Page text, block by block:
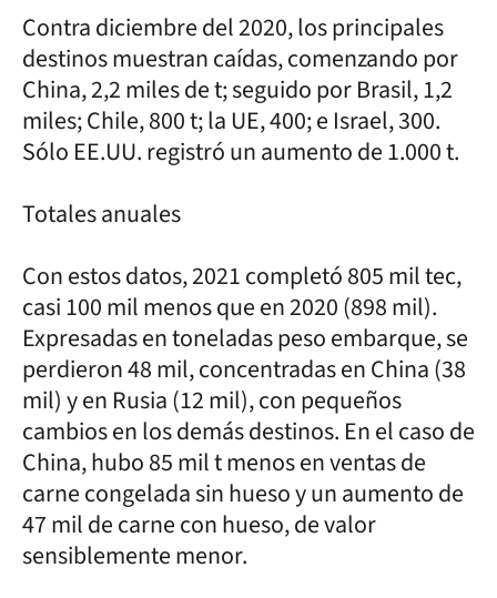
Contra diciembre del 2020, los principales
destinos muestran caídas, comenzando por
China, 2,2 miles de t; seguido por Brasil, 1,2
miles; Chile, 800 t; la UE, 400; e Israel, 300.
Sólo EE.UU. registró un aumento de 1.000 t.
Totales anuales
Con estos datos, 2021 completó 805 mil tec,
casi 100 mil menos que en 2020 (898 mil).
Expresadas en toneladas peso embarque, se
perdieron 48 mil, concentradas en China (38
mil) y en Rusia (12 mil), con pequeños
cambios en los demás destinos. En el caso de
China, hubo 85 mil t menos en ventas de
carne congelada sin hueso y un aumento de
47 mil de carne con hueso, de valor
sensiblemente menor.